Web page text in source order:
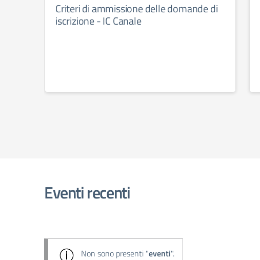
Criteri di ammissione delle domande di
iscrizione - IC Canale
Eventi recenti
Non sono presenti "eventi".